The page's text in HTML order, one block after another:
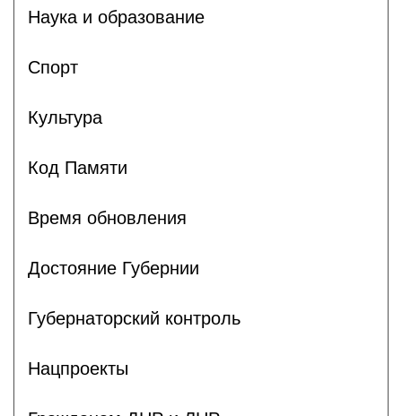
Наука и образование
Спорт
Культура
Код Памяти
Время обновления
Достояние Губернии
Губернаторский контроль
Нацпроекты